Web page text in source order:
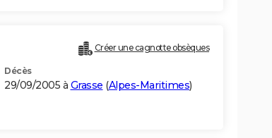
Créer une cagnotte obsèques
Décès
29/09/2005 à Grasse (Alpes-Maritimes)